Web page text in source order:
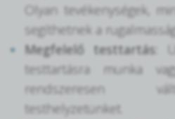
Olyan tevékenységek,
segíthetnek a
Megfelelő testtartás:
testtartásra munka
rendszeresen
testhelyzetünket.